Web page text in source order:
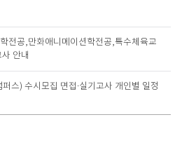
전공,만화애니메이션학전공,특수체육교
안내
스) 수시모집 면접∙실기고사 개인별 일정